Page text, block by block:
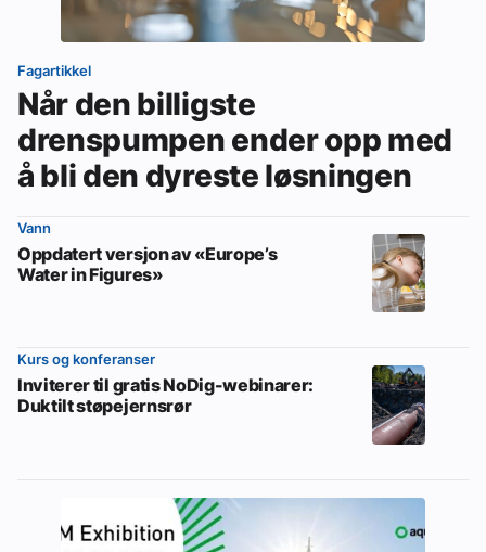
Fagartikkel
Når den billigste
drenspumpen ender opp med
å bli den dyreste løsningen
Vann
Oppdatert versjon av «Europe’s
Water in Figures»
Kurs og konferanser
Inviterer til gratis NoDig-webinarer:
Duktilt støpejernsrør